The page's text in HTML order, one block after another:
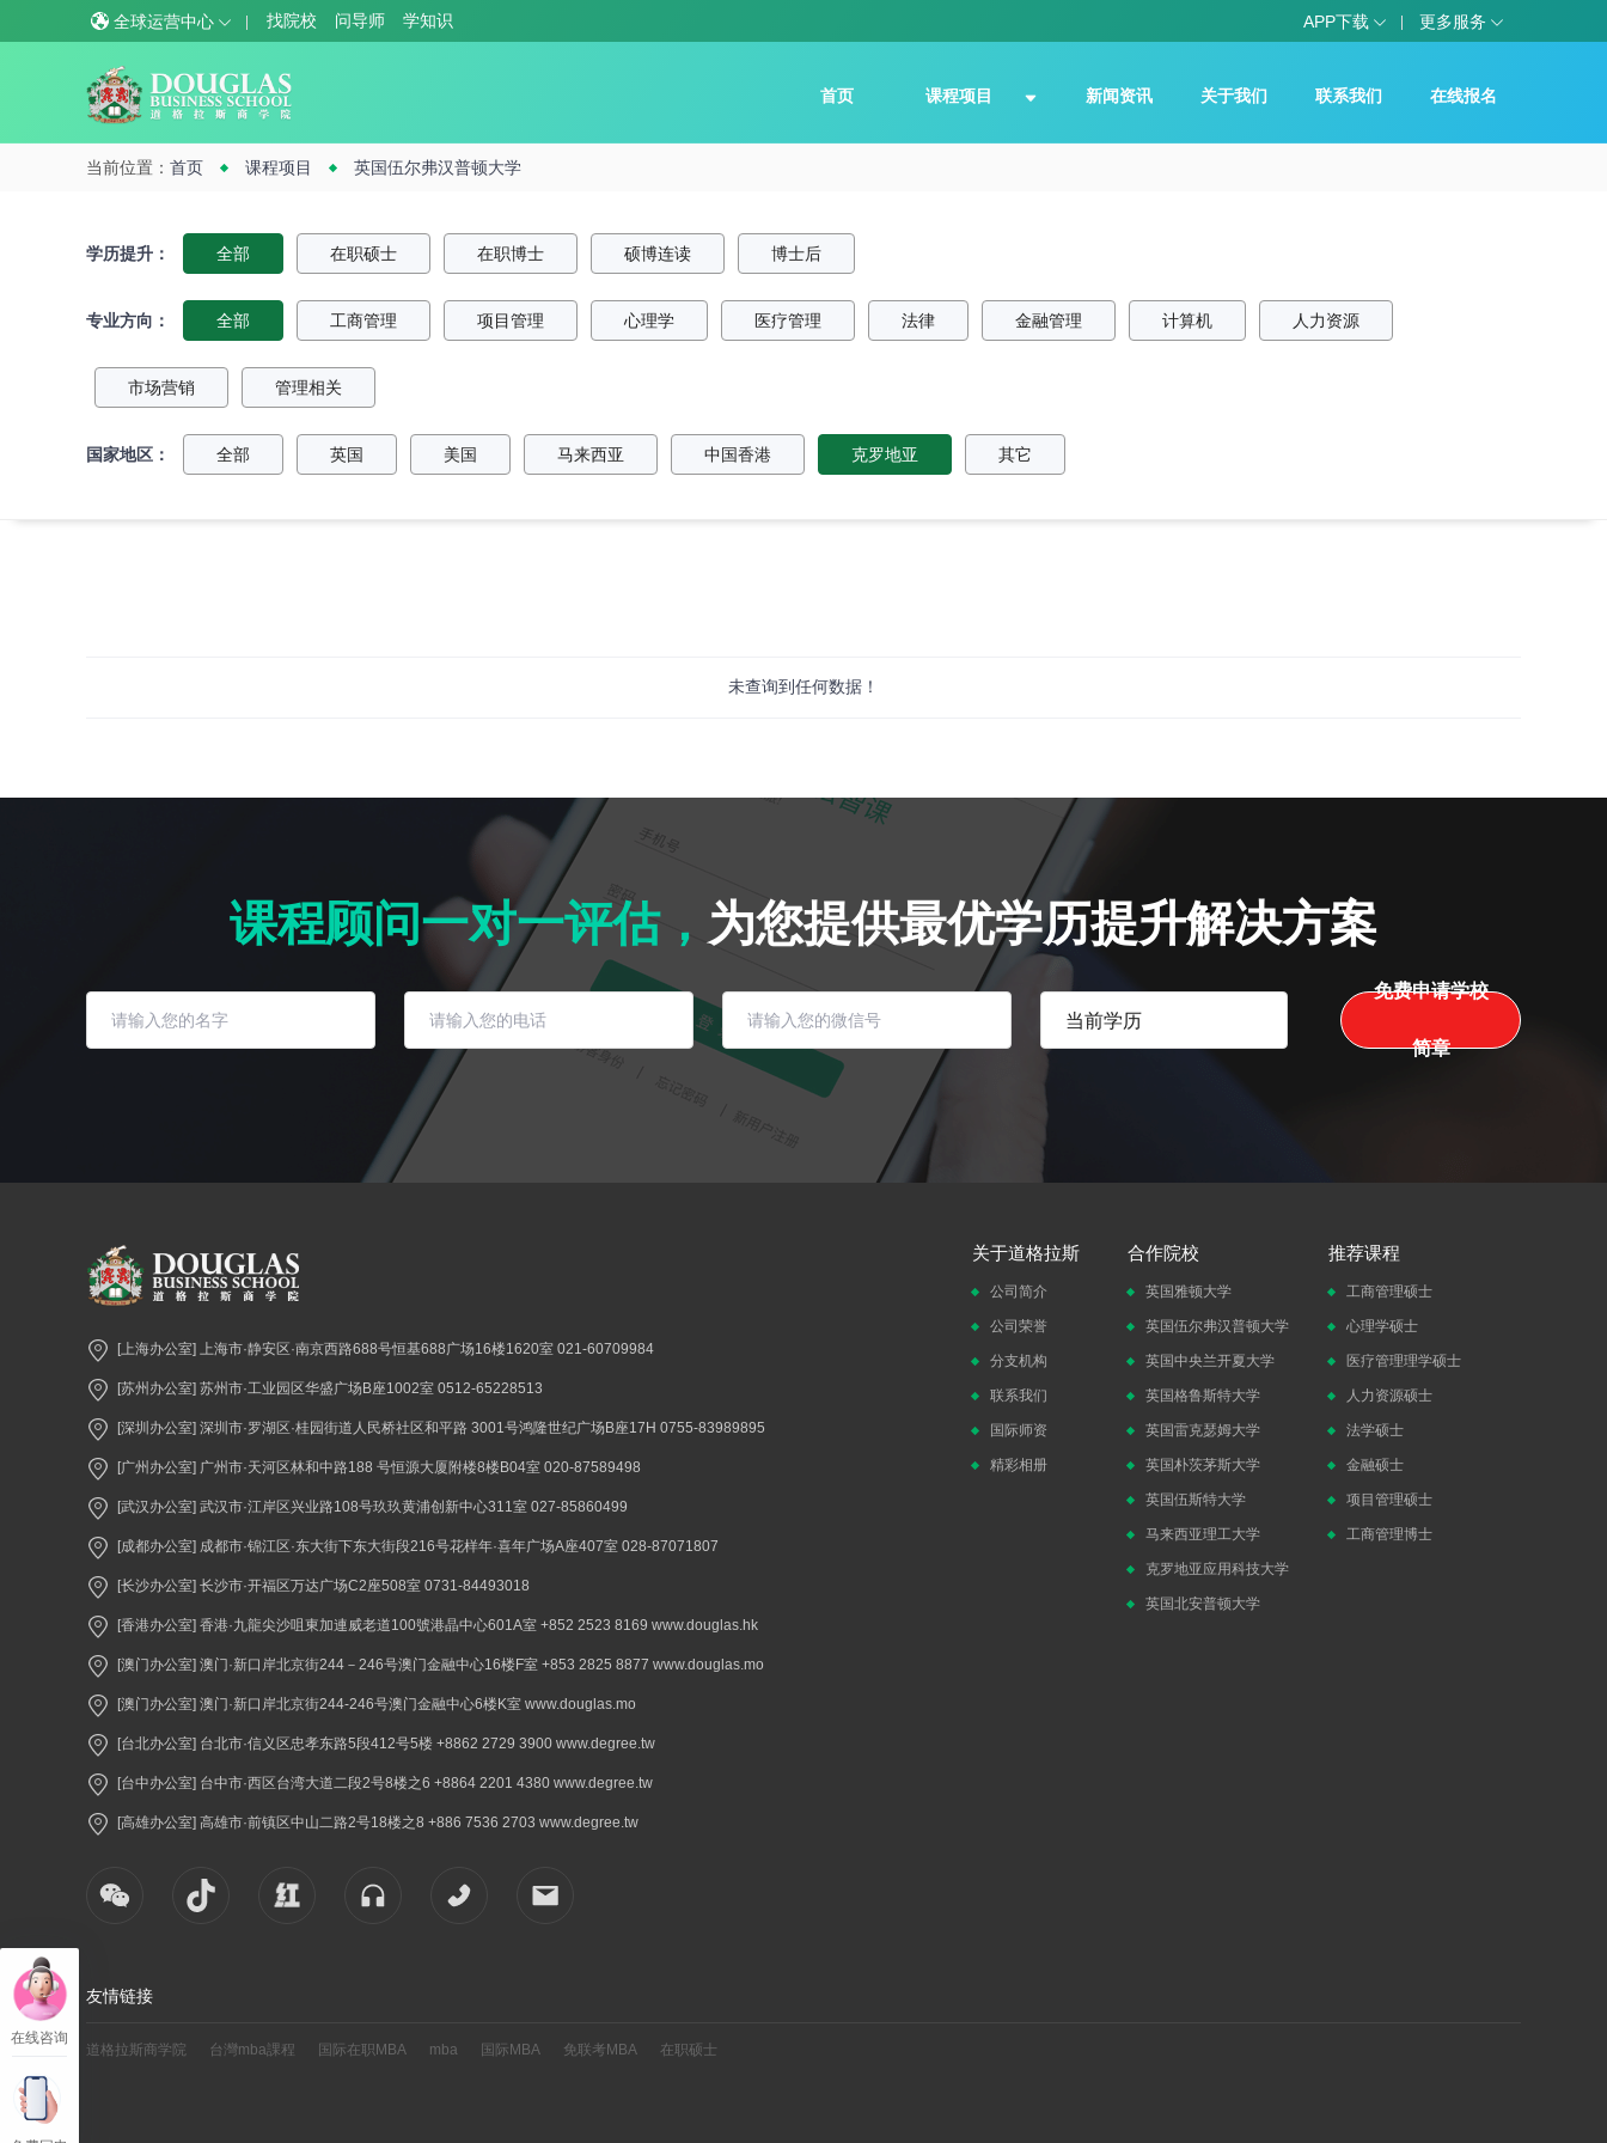
全球运营中心 找院校 问导师 学知识 APP下载 更多服务
首页 课程项目 新闻资讯 关于我们 联系我们 在线报名
当前位置： 首页 课程项目 英国伍尔弗汉普顿大学
学历提升： 全部 在职硕士 在职博士 硕博连读 博士后
专业方向： 全部 工商管理 项目管理 心理学 医疗管理 法律 金融管理 计算机 人力资源
市场营销 管理相关
国家地区： 全部 英国 美国 马来西亚 中国香港 克罗地亚 其它
未查询到任何数据！
课程顾问一对一评估， 为您提供最优学历提升解决方案
免费申请学校
简章
[上海办公室] 上海市·静安区·南京西路688号恒基688广场16楼1620室 021-60709984
[苏州办公室] 苏州市·工业园区华盛广场B座1002室 0512-65228513
[深圳办公室] 深圳市·罗湖区·桂园街道人民桥社区和平路 3001号鸿隆世纪广场B座17H 0755-83989895
[广州办公室] 广州市·天河区林和中路188 号恒源大厦附楼8楼B04室 020-87589498
[武汉办公室] 武汉市·江岸区兴业路108号玖玖黄浦创新中心311室 027-85860499
[成都办公室] 成都市·锦江区·东大街下东大街段216号花样年·喜年广场A座407室 028-87071807
[长沙办公室] 长沙市·开福区万达广场C2座508室 0731-84493018
[香港办公室] 香港·九龍尖沙咀東加連威老道100號港晶中心601A室 +852 2523 8169 www.douglas.hk
[澳门办公室] 澳门·新口岸北京街244－246号澳门金融中心16楼F室 +853 2825 8877 www.douglas.mo
[澳门办公室] 澳门·新口岸北京街244-246号澳门金融中心6楼K室 www.douglas.mo
[台北办公室] 台北市·信义区忠孝东路5段412号5楼 +8862 2729 3900 www.degree.tw
[台中办公室] 台中市·西区台湾大道二段2号8楼之6 +8864 2201 4380 www.degree.tw
[高雄办公室] 高雄市·前镇区中山二路2号18楼之8 +886 7536 2703 www.degree.tw
关于道格拉斯
公司简介
公司荣誉
分支机构
联系我们
国际师资
精彩相册
合作院校
英国雅顿大学
英国伍尔弗汉普顿大学
英国中央兰开夏大学
英国格鲁斯特大学
英国雷克瑟姆大学
英国朴茨茅斯大学
英国伍斯特大学
马来西亚理工大学
克罗地亚应用科技大学
英国北安普顿大学
推荐课程
工商管理硕士
心理学硕士
医疗管理理学硕士
人力资源硕士
法学硕士
金融硕士
项目管理硕士
工商管理博士
友情链接
道格拉斯商学院 台灣mba課程 国际在职MBA mba 国际MBA 免联考MBA 在职硕士
在线咨询